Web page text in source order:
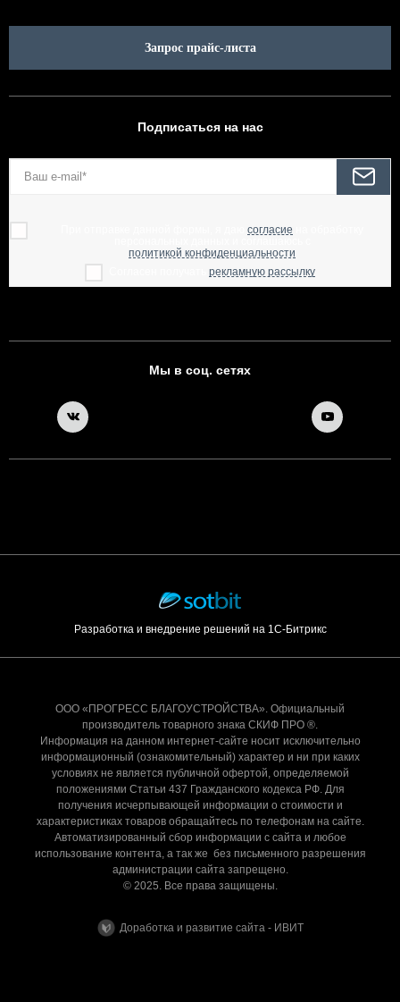
Запрос прайс-листа
Подписаться на нас
согласие
политикой конфиденциальности
рекламную рассылку
Мы в соц. сетях
Разработка и внедрение решений на 1С-Битрикс
ООО «ПРОГРЕСС БЛАГОУСТРОЙСТВА». Официальный
производитель товарного знака СКИФ ПРО ®.
Информация на данном интернет-сайте носит исключительно
информационный (ознакомительный) характер и ни при каких
условиях не является публичной офертой, определяемой
положениями Статьи 437 Гражданского кодекса РФ. Для
получения исчерпывающей информации о стоимости и
характеристиках товаров обращайтесь по телефонам на сайте.
Автоматизированный сбор информации с сайта и любое
использование контента, а так же без письменного разрешения
администрации сайта запрещено.
© 2025. Все права защищены.
Доработка и развитие сайта - ИВИТ